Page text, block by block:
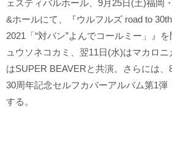
ェスティバルホール、9月25日(土)福岡
&ホールにて、『ウルフルズ road to
2021「“対バン”よんでコールミー」』
ュウソネコカミ、翌11日(水)はマカロ
はSUPER BEAVERと共演。さらには
30周年記念セルフカバーアルバム第1弾
する。